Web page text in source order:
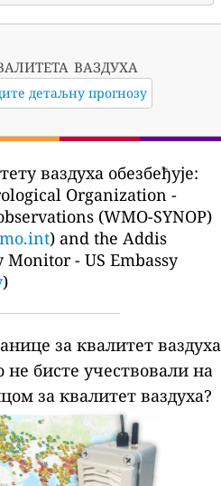
ваздуха
детаљну прогнозу
ваздуха обезбеђује:
Organization -
(WMO-SYNOP)
) and the Addis
- US Embassy
)
за квалитет ваздуха
не бисте учествовали на
за квалитет ваздуха?